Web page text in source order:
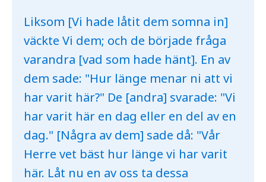
Liksom [Vi hade låtit dem somna in]
väckte Vi dem; och de började fråga
varandra [vad som hade hänt]. En av
dem sade: "Hur länge menar ni att vi
har varit här?" De [andra] svarade: "Vi
har varit här en dag eller en del av en
dag." [Några av dem] sade då: "Vår
Herre vet bäst hur länge vi har varit
här. Låt nu en av oss ta dessa